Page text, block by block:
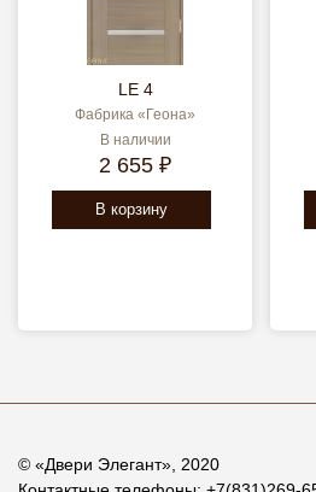
LE 4
Фабрика «Геона»
В наличии
2 655 ₽
В корзину
© «Двери Элегант», 2020